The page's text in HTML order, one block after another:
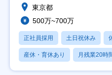
東京都
500万~700万
正社員採用 土日祝休み
産休・育休あり 月残業20時